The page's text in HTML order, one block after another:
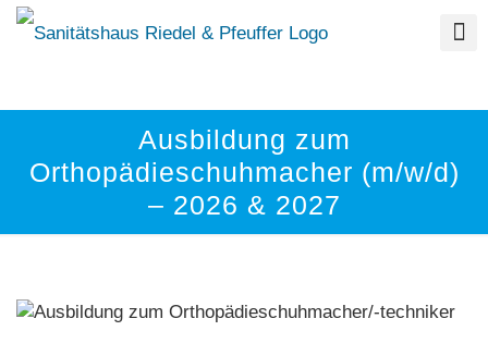
Ausbildung zum
Orthopädieschuhmacher (m/w/d)
– 2026 & 2027